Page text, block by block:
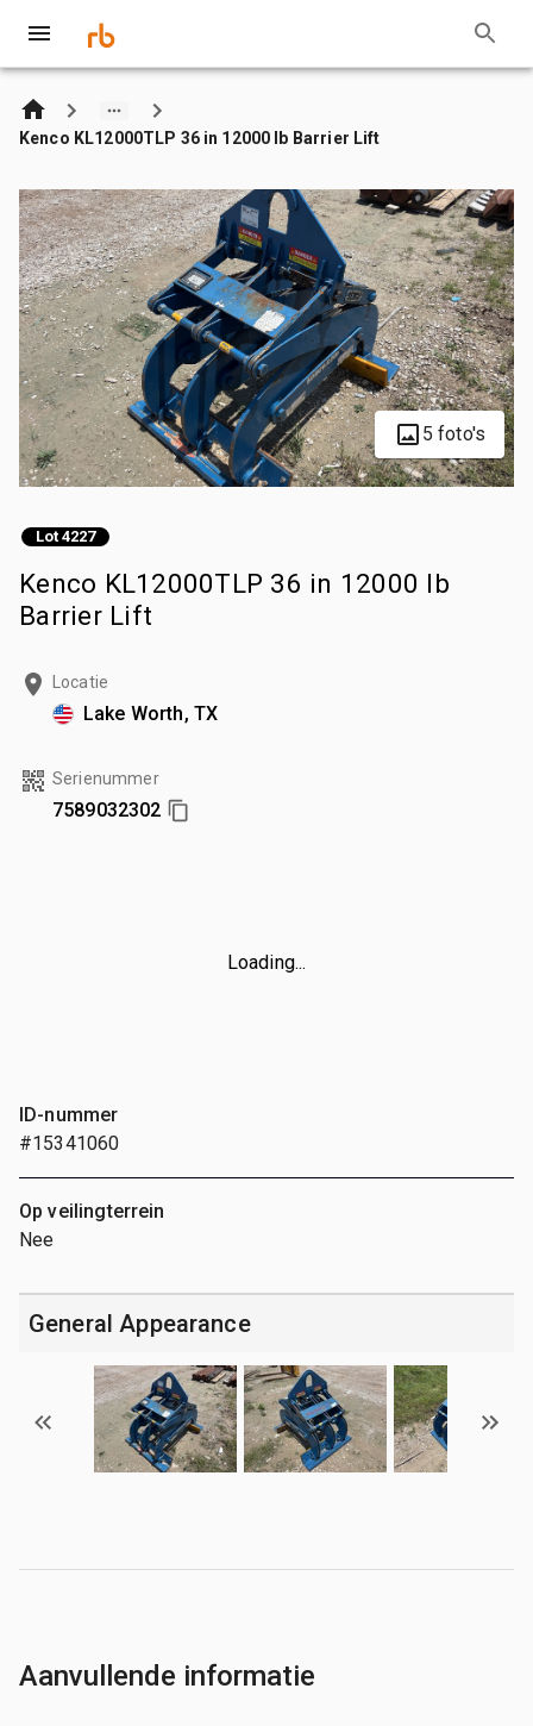
Kenco KL12000TLP 36 in 12000 lb Barrier Lift
5 foto's
Lot 4227
Kenco KL12000TLP 36 in 12000 lb
Barrier Lift
Locatie
Lake Worth, TX
Serienummer
7589032302
Loading...
ID-nummer
#15341060
Op veilingterrein
Nee
General Appearance
Aanvullende informatie